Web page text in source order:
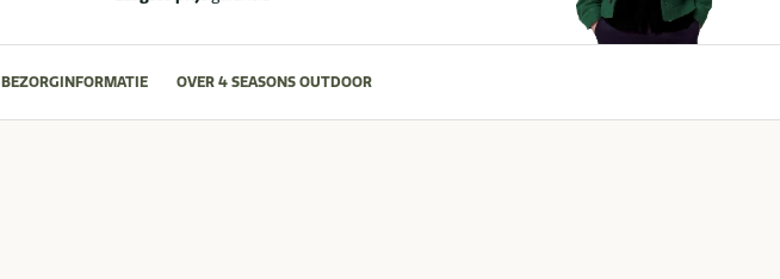
BEZORGINFORMATIE OVER 4 SEASONS OUTDOOR